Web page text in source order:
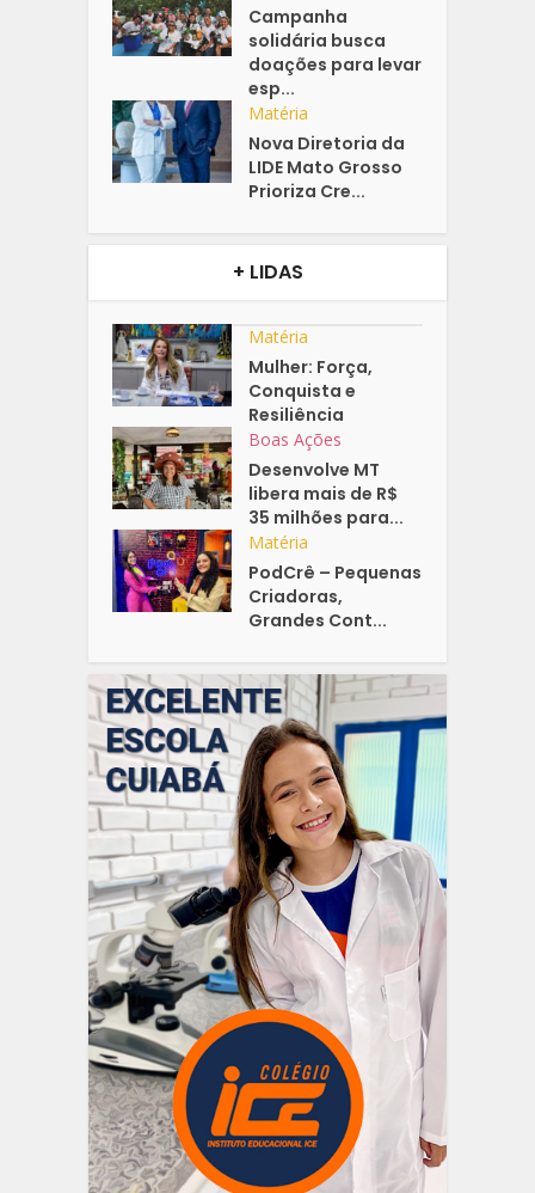
Campanha
solidária busca
doações para levar
esp...
Matéria
Nova Diretoria da
LIDE Mato Grosso
Prioriza Cre...
+ LIDAS
Matéria
Mulher: Força,
Conquista e
Resiliência
Boas Ações
Desenvolve MT
libera mais de R$
35 milhões para...
Matéria
PodCrê – Pequenas
Criadoras,
Grandes Cont...